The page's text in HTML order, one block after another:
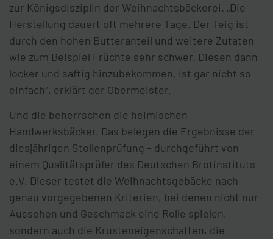
zur Königsdisziplin der Weihnachtsbäckerei. „Die
Herstellung dauert oft mehrere Tage. Der Teig ist
durch den hohen Butteranteil und weitere Zutaten
wie zum Beispiel Früchte sehr schwer. Diesen dann
locker und saftig hinzubekommen, ist gar nicht so
einfach“, erklärt der Obermeister.
Und die beherrschen die heimischen
Handwerksbäcker. Das belegen die Ergebnisse der
diesjährigen Stollenprüfung – durchgeführt von
einem Qualitätsprüfer des Deutschen Brotinstituts
e.V. Dieser testet die Weihnachtsgebäcke nach
genau vorgegebenen Kriterien, bei denen nicht nur
Aussehen und Geschmack eine Rolle spielen,
sondern auch die Krusteneigenschaften, die